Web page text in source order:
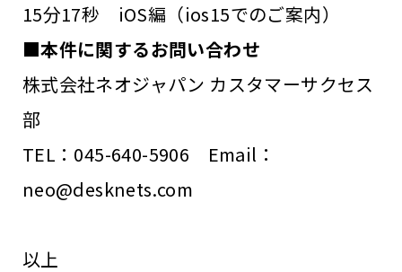
15分17秒 iOS編（ios15でのご案内）
■本件に関するお問い合わせ
株式会社ネオジャパン カスタマーサクセス
部
TEL：045-640-5906 Email：
neo@desknets.com
以上